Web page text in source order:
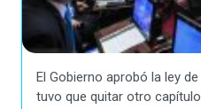
El Gobierno aprobó la ley
tuvo que quitar otro capítulo